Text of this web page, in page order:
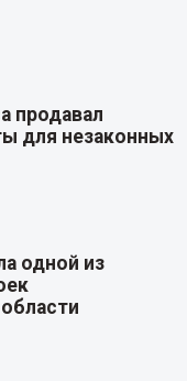
продавал
для незаконных
одной из